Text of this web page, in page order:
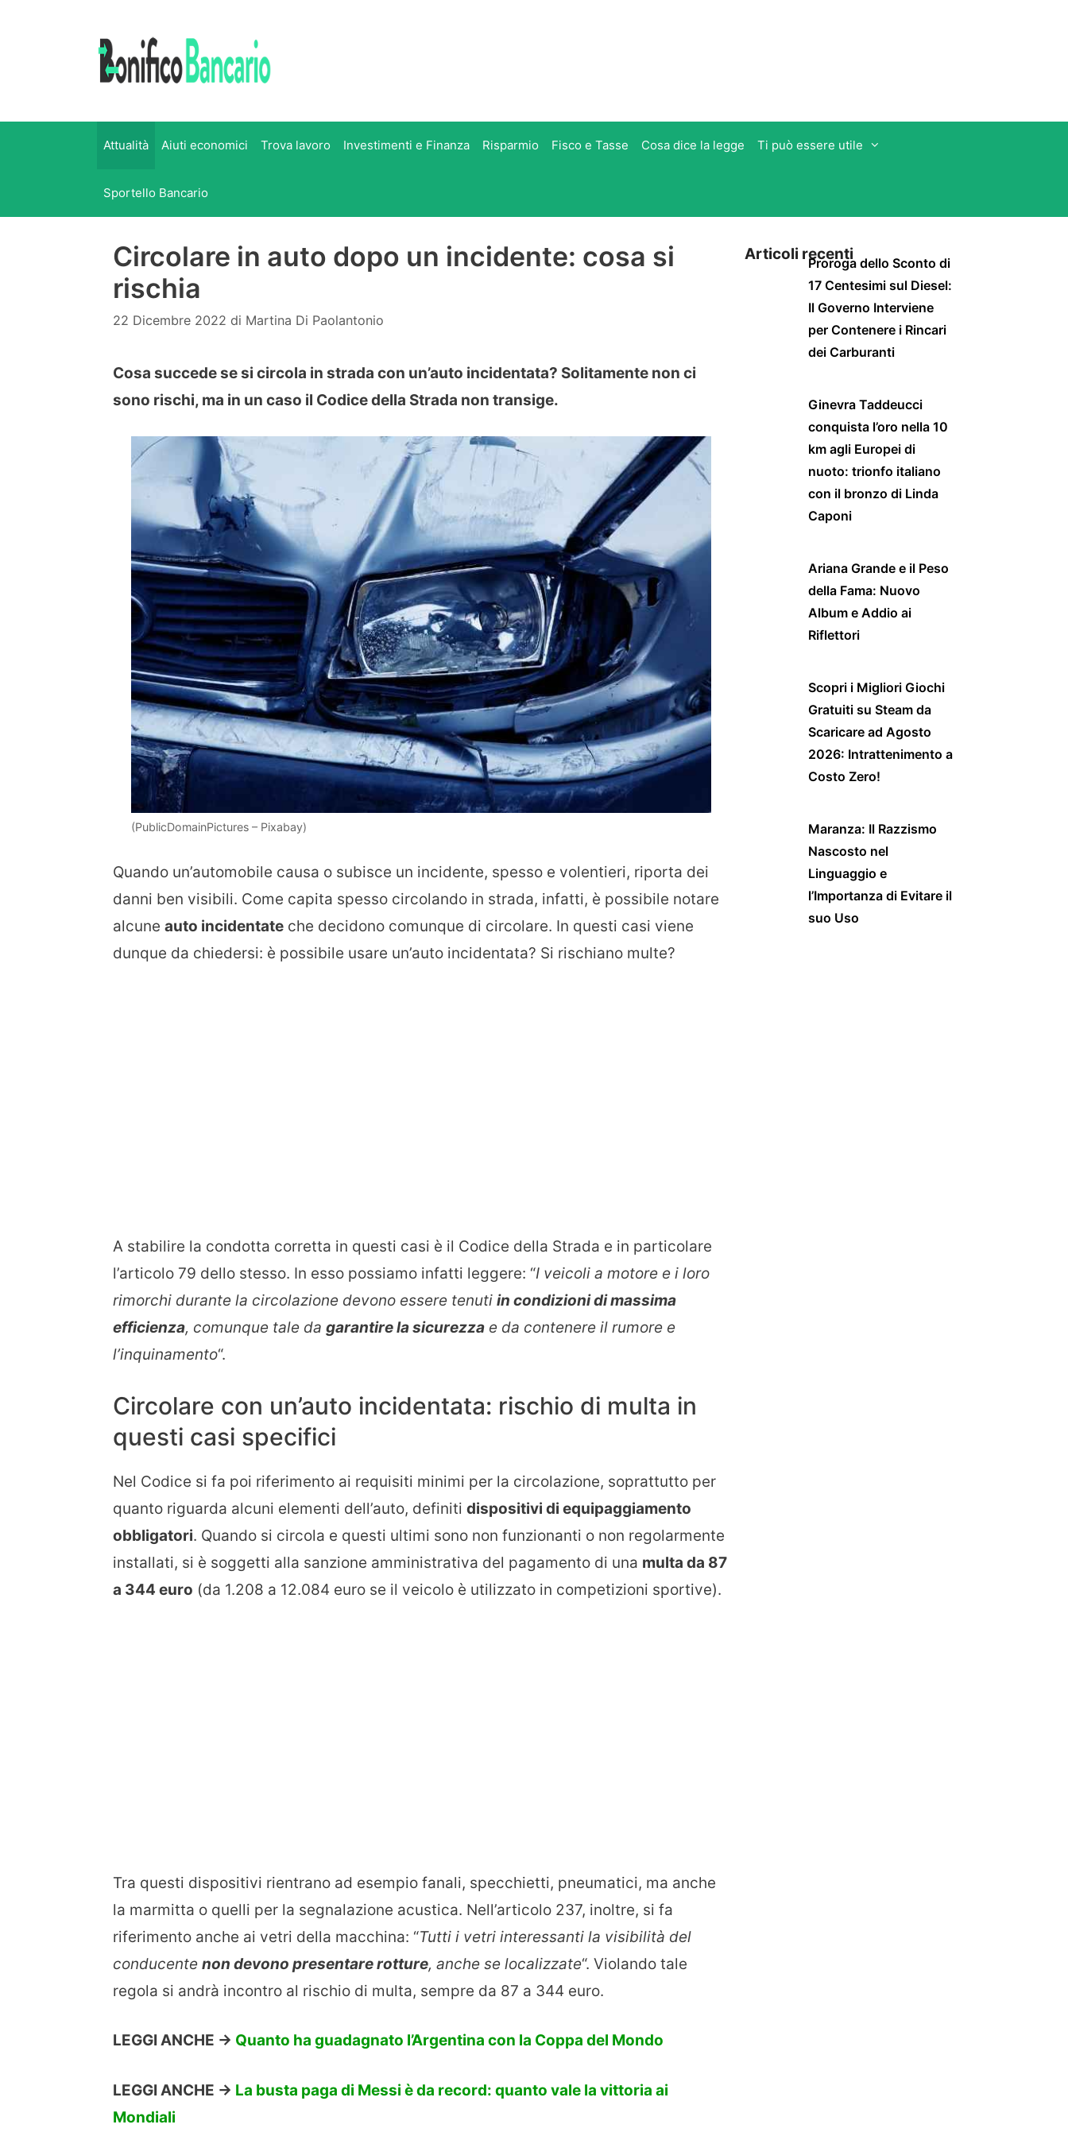
Attualità Aiuti economici Trova lavoro Investimenti e Finanza Risparmio Fisco e Tasse Cosa dice la legge Ti può essere utile
Sportello Bancario
Circolare in auto dopo un incidente: cosa si
rischia
22 Dicembre 2022 di Martina Di Paolantonio
Cosa succede se si circola in strada con un’auto incidentata? Solitamente non ci
sono rischi, ma in un caso il Codice della Strada non transige.
(PublicDomainPictures – Pixabay)
Quando un’automobile causa o subisce un incidente, spesso e volentieri, riporta dei
danni ben visibili. Come capita spesso circolando in strada, infatti, è possibile notare
alcune auto incidentate che decidono comunque di circolare. In questi casi viene
dunque da chiedersi: è possibile usare un’auto incidentata? Si rischiano multe?
A stabilire la condotta corretta in questi casi è il Codice della Strada e in particolare
l’articolo 79 dello stesso. In esso possiamo infatti leggere: “I veicoli a motore e i loro
rimorchi durante la circolazione devono essere tenuti in condizioni di massima
efficienza, comunque tale da garantire la sicurezza e da contenere il rumore e
l’inquinamento“.
Circolare con un’auto incidentata: rischio di multa in
questi casi specifici
Nel Codice si fa poi riferimento ai requisiti minimi per la circolazione, soprattutto per
quanto riguarda alcuni elementi dell’auto, definiti dispositivi di equipaggiamento
obbligatori. Quando si circola e questi ultimi sono non funzionanti o non regolarmente
installati, si è soggetti alla sanzione amministrativa del pagamento di una multa da 87
a 344 euro (da 1.208 a 12.084 euro se il veicolo è utilizzato in competizioni sportive).
Tra questi dispositivi rientrano ad esempio fanali, specchietti, pneumatici, ma anche
la marmitta o quelli per la segnalazione acustica. Nell’articolo 237, inoltre, si fa
riferimento anche ai vetri della macchina: “Tutti i vetri interessanti la visibilità del
conducente non devono presentare rotture, anche se localizzate“. Violando tale
regola si andrà incontro al rischio di multa, sempre da 87 a 344 euro.
LEGGI ANCHE -> Quanto ha guadagnato l’Argentina con la Coppa del Mondo
LEGGI ANCHE -> La busta paga di Messi è da record: quanto vale la vittoria ai
Mondiali
Articoli recentiProroga dello Sconto di
17 Centesimi sul Diesel:
Il Governo Interviene
per Contenere i Rincari
dei Carburanti
Ginevra Taddeucci
conquista l’oro nella 10
km agli Europei di
nuoto: trionfo italiano
con il bronzo di Linda
Caponi
Ariana Grande e il Peso
della Fama: Nuovo
Album e Addio ai
Riflettori
Scopri i Migliori Giochi
Gratuiti su Steam da
Scaricare ad Agosto
2026: Intrattenimento a
Costo Zero!
Maranza: Il Razzismo
Nascosto nel
Linguaggio e
l’Importanza di Evitare il
suo Uso